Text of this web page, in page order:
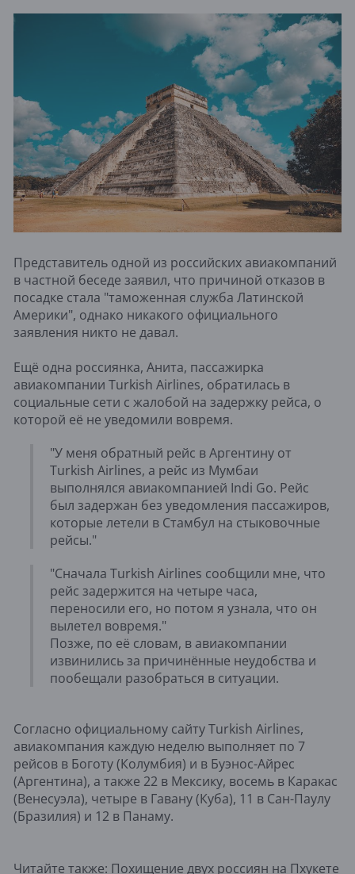
Представитель одной из российских авиакомпаний
в частной беседе заявил, что причиной отказов в
посадке стала "таможенная служба Латинской
Америки", однако никакого официального
заявления никто не давал.
Ещё одна россиянка, Анита, пассажирка
авиакомпании Turkish Airlines, обратилась в
социальные сети с жалобой на задержку рейса, о
которой её не уведомили вовремя.
"У меня обратный рейс в Аргентину от
Turkish Airlines, а рейс из Мумбаи
выполнялся авиакомпанией Indi Go. Рейс
был задержан без уведомления пассажиров,
которые летели в Стамбул на стыковочные
рейсы."
"Сначала Turkish Airlines сообщили мне, что
рейс задержится на четыре часа,
переносили его, но потом я узнала, что он
вылетел вовремя."
Позже, по её словам, в авиакомпании
извинились за причинённые неудобства и
пообещали разобраться в ситуации.
Согласно официальному сайту Turkish Airlines,
авиакомпания каждую неделю выполняет по 7
рейсов в Боготу (Колумбия) и в Буэнос-Айрес
(Аргентина), а также 22 в Мексику, восемь в Каракас
(Венесуэла), четыре в Гавану (Куба), 11 в Сан-Паулу
(Бразилия) и 12 в Панаму.
Читайте также: Похищение двух россиян на Пхукете